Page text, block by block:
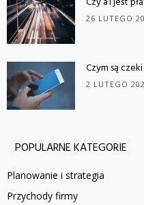
26 LUTEGO
Czym są
2 LUTEGO
POPULARNE KATEGORIE
Planowanie i strategia
Przychody firmy